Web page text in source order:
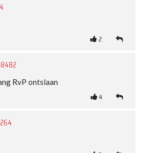
2
RvP ontslaan
4